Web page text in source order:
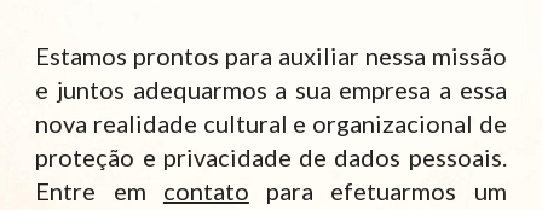
Estamos prontos para auxiliar nessa missão
e juntos adequarmos a sua empresa a essa
nova realidade cultural e organizacional de
proteção e privacidade de dados pessoais.
Entre em contato para efetuarmos um